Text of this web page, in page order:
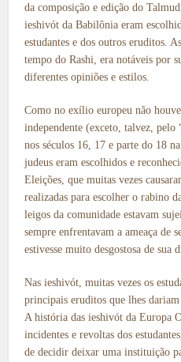
da composição e edição do
ieshivót da Babilônia eram
estudantes e dos outros eruditos.
tempo do Rashi, era notáveis por
diferentes opiniões e estilos.
Como no exílio europeu não
independente (exceto, talvez, pelo
nos séculos 16, 17 e parte do 18
judeus eram escolhidos e
Eleições, que muitas vezes
realizadas para escolher o rabino
leigos da comunidade estavam
sempre enfrentavam a ameaça de
estivesse muito desgostosa de sua
Nas ieshivót, muitas vezes os
principais eruditos que lhes
A história das ieshivót da Europa
incidentes e revoltas dos
de decidir deixar uma instituição